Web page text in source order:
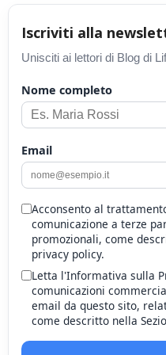
Iscriviti alla
Unisciti ai lettori di Blog di
Nome completo
Email
Acconsento al
comunicazione a terze
promozionali, come
privacy policy.
Letta l'Informativa sulla
comunicazioni
email da questo sito,
come descritto nella